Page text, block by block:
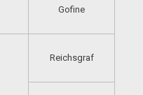
Gofine
Reichsgraf